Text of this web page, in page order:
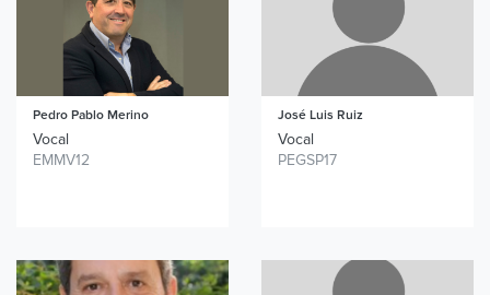
Pedro Pablo Merino
Vocal
EMMV12
José Luis Ruiz
Vocal
PEGSP17